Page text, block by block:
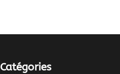
Catégories